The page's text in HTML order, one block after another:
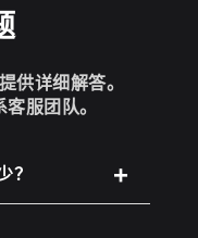
供详细解答。
服团队。
？